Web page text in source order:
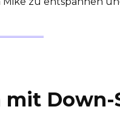
Down-